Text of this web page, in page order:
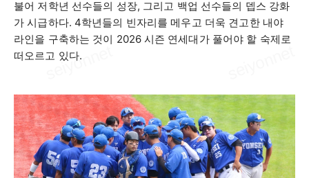
불어 저학년 선수들의 성장, 그리고 백업 선수들의 뎁스 강화
가 시급하다. 4학년들의 빈자리를 메우고 더욱 견고한 내야
라인을 구축하는 것이 2026 시즌 연세대가 풀어야 할 숙제로
떠오르고 있다.